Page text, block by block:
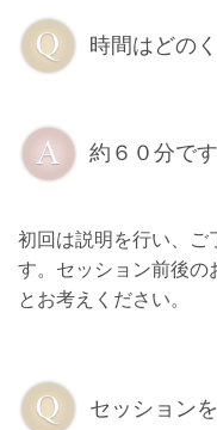
時間はどの
約６０分です
初回は説明を行い、ご
す。セッション前後の
とお考えください。
セッション